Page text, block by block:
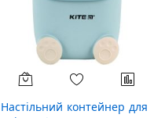
Настільний контейнер для